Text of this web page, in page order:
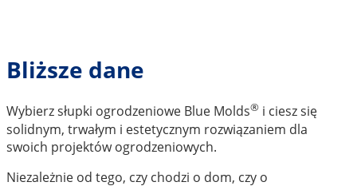
Bliższe dane
Wybierz słupki ogrodzeniowe Blue Molds® i ciesz się
solidnym, trwałym i estetycznym rozwiązaniem dla
swoich projektów ogrodzeniowych.
Niezależnie od tego, czy chodzi o dom, czy o